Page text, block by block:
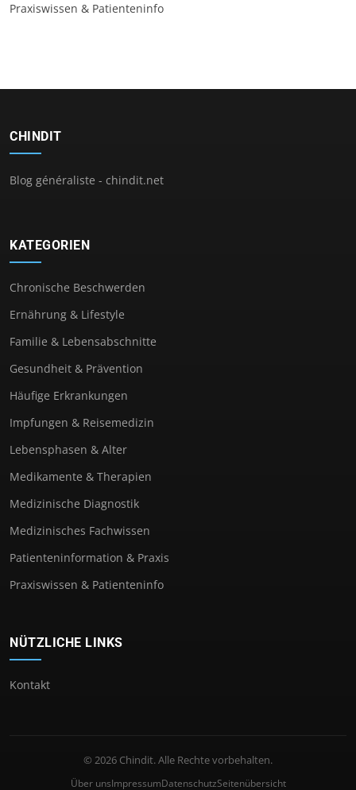
Praxiswissen & Patienteninfo
CHINDIT
Blog généraliste - chindit.net
KATEGORIEN
Chronische Beschwerden
Ernährung & Lifestyle
Familie & Lebensabschnitte
Gesundheit & Prävention
Häufige Erkrankungen
Impfungen & Reisemedizin
Lebensphasen & Alter
Medikamente & Therapien
Medizinische Diagnostik
Medizinisches Fachwissen
Patienteninformation & Praxis
Praxiswissen & Patienteninfo
NÜTZLICHE LINKS
Kontakt
© 2026 Chindit. Alle Rechte vorbehalten.
Über unsImpressumDatenschutzSeitenübersicht